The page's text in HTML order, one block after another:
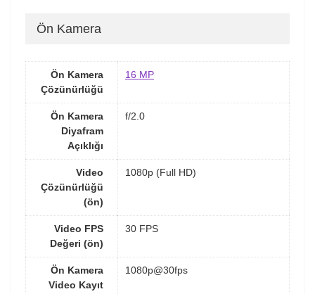
Ön Kamera
Ön Kamera
Çözünürlüğü
16 MP
Ön Kamera
Diyafram
Açıklığı
f/2.0
Video
Çözünürlüğü
(ön)
1080p (Full HD)
Video FPS
Değeri (ön)
30 FPS
Ön Kamera
Video Kayıt
1080p@30fps